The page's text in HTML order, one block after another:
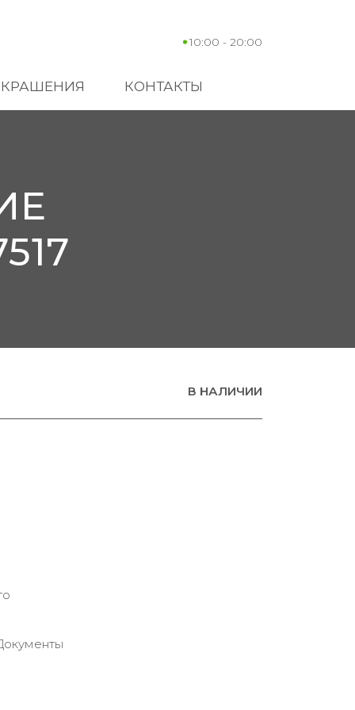
10:00 - 20:00
КОНТАКТЫ
В НАЛИЧИИ